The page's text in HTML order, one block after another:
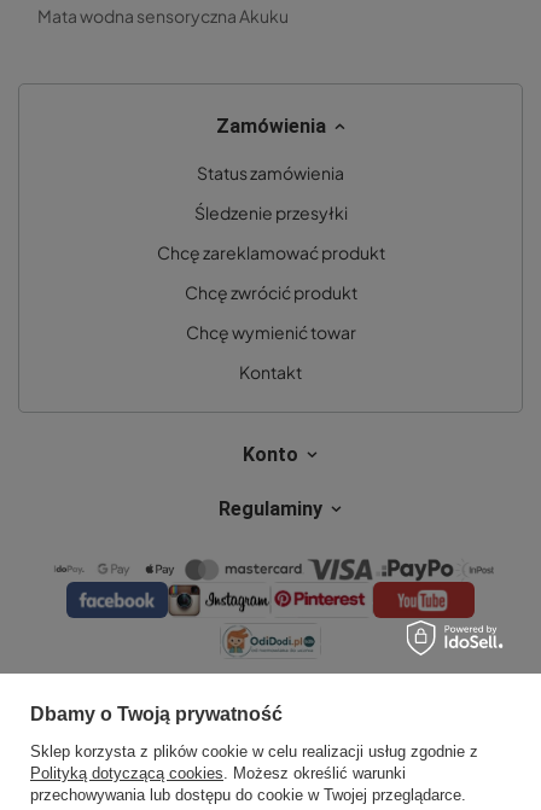
Mata wodna sensoryczna Akuku
Zamówienia
Status zamówienia
Śledzenie przesyłki
Chcę zareklamować produkt
Chcę zwrócić produkt
Chcę wymienić towar
Kontakt
Konto
Regulaminy
Dbamy o Twoją prywatność
Sklep korzysta z plików cookie w celu realizacji usług zgodnie z
Polityką dotyczącą cookies. Możesz określić warunki
przechowywania lub dostępu do cookie w Twojej przeglądarce.